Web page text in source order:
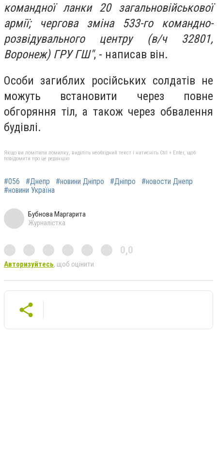
командної ланки 20 загальновійськової
армії; чергова зміна 533-го командно-
розвідувального центру (в/ч 32801,
Воронеж) ГРУ ГШ", - написав він.
Особи загиблих російських солдатів не
можуть встановити через повне
обгоряння тіл, а також через обвалення
будівлі.
Якщо ви помітили помилку, виділіть необхідний текст і натисніть Ctrl + Enter, щоб
повідомити про це редакцію
#056 #Днепр #новини Дніпро #Дніпро
#новости Днепр
#новини Україна
Бубнова Маргарита
Журналістка
0,0
Авторизуйтесь, щоб оцінити